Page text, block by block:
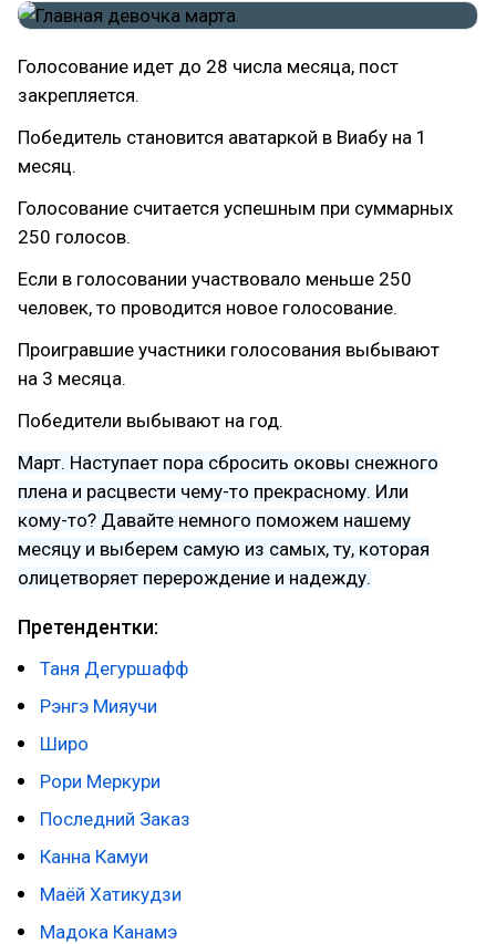
Голосование идет до 28 числа месяца, пост
закрепляется.
Победитель становится аватаркой в Виабу на 1
месяц.
Голосование считается успешным при суммарных
250 голосов.
Если в голосовании участвовало меньше 250
человек, то проводится новое голосование.
Проигравшие участники голосования выбывают
на 3 месяца.
Победители выбывают на год.
Март. Наступает пора сбросить оковы снежного
плена и расцвести чему-то прекрасному. Или
кому-то? Давайте немного поможем нашему
месяцу и выберем самую из самых, ту, которая
олицетворяет перерождение и надежду.
Претендентки:
Таня Дегуршафф
Рэнгэ Мияучи
Широ
Рори Меркури
Последний Заказ
Канна Камуи
Маёй Хатикудзи
Мадока Канамэ